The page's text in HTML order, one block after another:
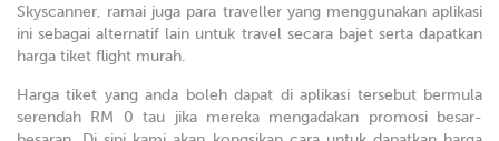
Skyscanner, ramai juga para traveller yang menggunakan aplikasi
ini sebagai alternatif lain untuk travel secara bajet serta dapatkan
harga tiket flight murah.
Harga tiket yang anda boleh dapat di aplikasi tersebut bermula
serendah RM 0 tau jika mereka mengadakan promosi besar-